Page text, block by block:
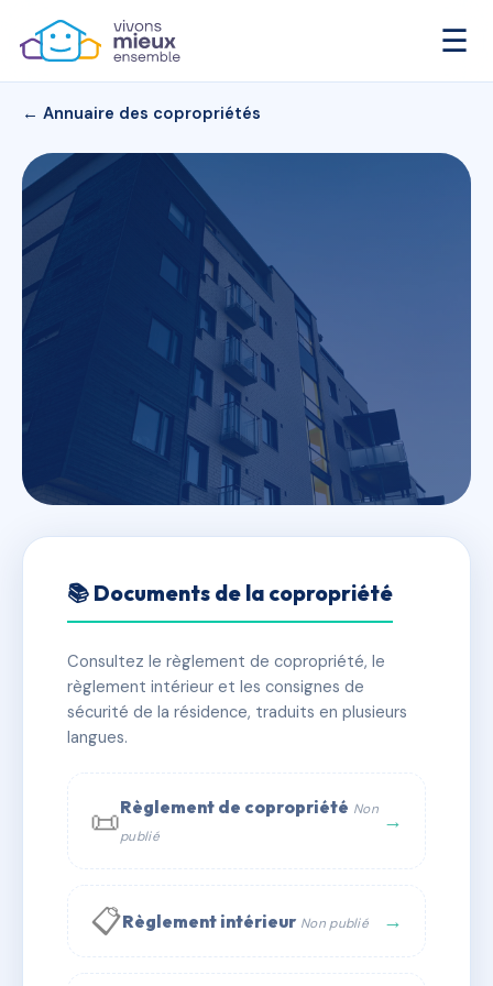
☰
← Annuaire des copropriétés
LA MALADIERE
✓ Immatriculée 🏠 31 lots 🏗 1 bâtiment(s)
📞 Contacter Syndic Digital
📚 Documents de la copropriété
Consultez le règlement de copropriété, le
règlement intérieur et les consignes de
sécurité de la résidence, traduits en plusieurs
langues.
📜Règlement de copropriété Non
publié
→
📋Règlement intérieur Non publié →